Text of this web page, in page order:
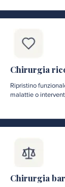
Chirurgia
Ripristino
malattie o
Chirurgia